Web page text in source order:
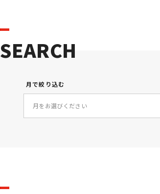
SEARCH
月で絞り込む
月をお選びください